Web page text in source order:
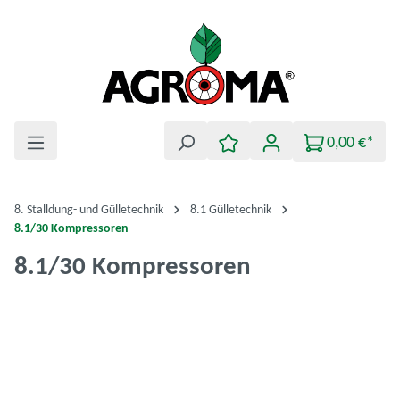
0,00 €*
8. Stalldung- und Gülletechnik
8.1 Gülletechnik
8.1/30 Kompressoren
8.1/30 Kompressoren